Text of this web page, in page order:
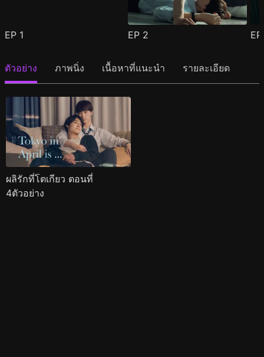
EP 1 EP 2
ตัวอย่าง ภาพนิ่ง เนื้อหาที่แนะนำ รายละเอียด
ผลิรักที่โตเกียว ตอนที่
4ตัวอย่าง